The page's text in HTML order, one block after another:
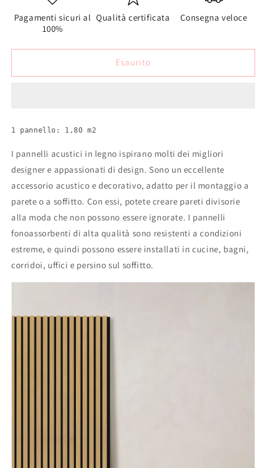
Pannelli
Acustici
300x60
-
Pannelli
Acustici
300x60
-
Pagamenti sicuri al
100%
Qualità certificata Consegna veloce
Esaurito
1 pannello: 1,80 m2
I pannelli acustici in legno ispirano molti dei migliori
designer e appassionati di design. Sono un eccellente
accessorio acustico e decorativo, adatto per il montaggio a
parete o a soffitto. Con essi, potete creare pareti divisorie
alla moda che non possono essere ignorate. I pannelli
fonoassorbenti di alta qualità sono resistenti a condizioni
estreme, e quindi possono essere installati in cucine, bagni,
corridoi, uffici e persino sul soffitto.